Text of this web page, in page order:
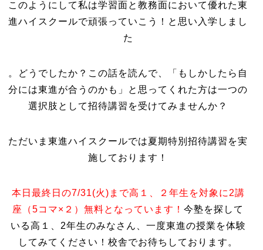
このようにして私は学習面と教務面において優れた東
進ハイスクールで頑張っていこう！と思い入学しまし
た
。どうでしたか？この話を読んで、「もしかしたら自
分には東進が合うのかも」と思ってくれた方は一つの
選択肢として招待講習を受けてみませんか？
ただいま東進ハイスクールでは夏期特別招待講習を実
施しております！
本日最終日の7/31(火)まで高１、２年生を対象に2講
座（5コマ×２）無料となっています！今塾を探して
いる高１、2年生のみなさん、一度東進の授業を体験
してみてください！校舎でお待ちしております。